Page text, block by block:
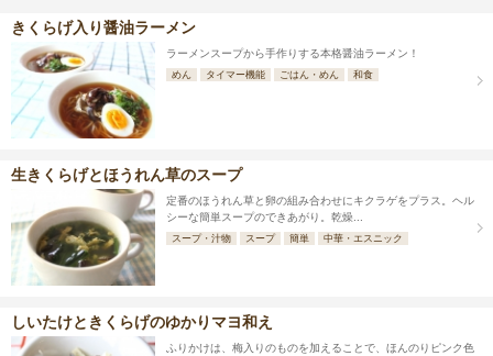
きくらげ入り醤油ラーメン
ラーメンスープから手作りする本格醤油ラーメン！
めん タイマー機能 ごはん・めん 和食
生きくらげとほうれん草のスープ
定番のほうれん草と卵の組み合わせにキクラゲをプラス。ヘル
シーな簡単スープのできあがり。乾燥...
スープ・汁物 スープ 簡単 中華・エスニック
しいたけときくらげのゆかりマヨ和え
ふりかけは、梅入りのものを加えることで、ほんのりピンク色